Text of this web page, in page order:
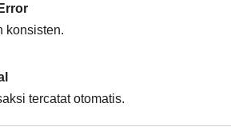
konsisten.
tercatat otomatis.